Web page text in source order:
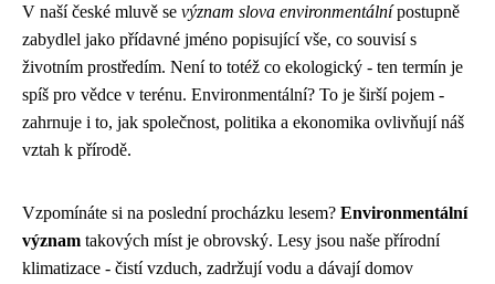
V naší české mluvě se význam slova environmentálnípostupně
zabydlel jako přídavné jméno popisující vše, co souvisí s
životním prostředím. Není to totéž co ekologický - ten termín je
spíš pro vědce v terénu. Environmentální? To je širší pojem -
zahrnuje i to, jak společnost, politika a ekonomika ovlivňují náš
vztah k přírodě.
Vzpomínáte si na poslední procházku lesem? Environmentální
význam takových míst je obrovský. Lesy jsou naše přírodní
klimatizace - čistí vzduch, zadržují vodu a dávají domov